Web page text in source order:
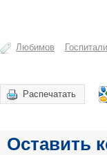
Любимов
Распечатать
Оставить